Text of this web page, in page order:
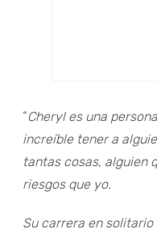
“Cheryl es una
increíble tener a
tantas cosas, alguien
riesgos que yo.
Su carrera en